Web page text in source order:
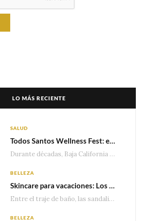
LO MÁS RECIENTE
SALUD
Todos Santos Wellness Fest: el evento de bienestar que está transformando a Baja California Sur en un nuevo referente para el turismo wellness
Durante décadas, Baja California Sur ha sido reconocido por sus playas, hoteles de lujo y…
BELLEZA
Skincare para vacaciones: Los do’s and dont’s para cuidar tu piel
Entre el traje de baño, las sandalias, los lentes de sol y los looks que…
BELLEZA